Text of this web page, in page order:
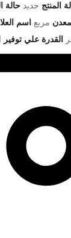
المنتج جديد حالة
مربع اسم
القدرة علي توفير